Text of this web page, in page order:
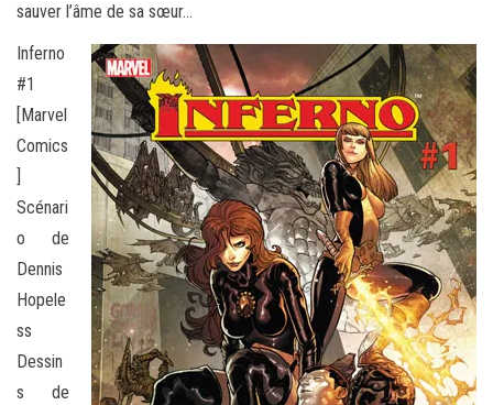
sauver l’âme de sa sœur…
Inferno
#1
[Marvel
Comics
]
Scénari
o de
Dennis
Hopele
ss
Dessin
s de